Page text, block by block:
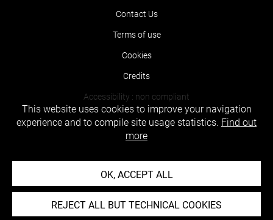
Contact Us
Terms of use
Cookies
Credits
Accessibility : non compliant
This website uses cookies to improve your navigation
experience and to compile site usage statistics. Find out
more
OK, ACCEPT ALL
REJECT ALL BUT TECHNICAL COOKIES